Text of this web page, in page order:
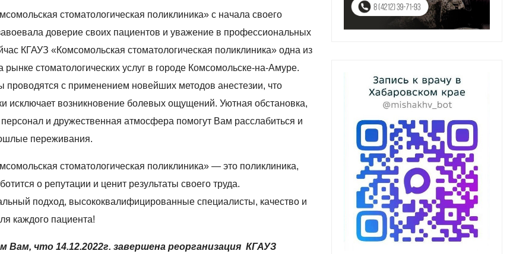
стоматологическая поликлиника» с начала своего
доверие своих пациентов и уважение в профессиональных
КГАУЗ «Комсомольская стоматологическая поликлиника» одна из
рынке стоматологических услуг в городе Комсомольске-на-Амуре.
проводятся с применением новейших методов анестезии, что
исключает возникновение болевых ощущений. Уютная обстановка,
и дружественная атмосфера помогут Вам расслабиться и
переживания.
стоматологическая поликлиника» — это поликлиника,
о репутации и ценит результаты своего труда.
подход, высококвалифицированные специалисты, качество и
каждого пациента!
Вам, что 14.12.2022г. завершена реорганизация КГАУЗ